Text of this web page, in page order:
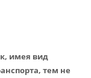
имея вид
тем не